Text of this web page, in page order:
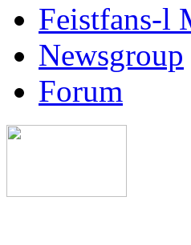
Feistfans-l
Newsgroup
Forum